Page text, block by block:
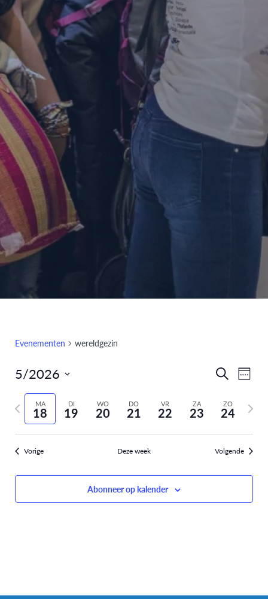
Evenementen wereldgezin
Zoeken
en
ZoekenWeek
5/2026
Selecteer
datumMA
18
DI
19
WO
20
DO
21
VR
22
ZA
23
ZO
24
vorige
week
Vorige Deze week Volgende
Abonneer op kalender